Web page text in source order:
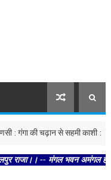
की चढ़ान से सहमी काशी : छूने को
-- मंगल भवन अमंगल हारी।